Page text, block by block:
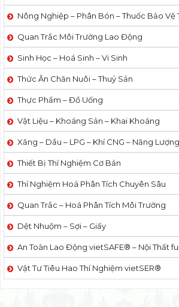
Nông Nghiệp – Phân Bón – Thuốc Bảo Vệ
Quan Trắc Môi Trường Lao Động
Sinh Học – Hoá Sinh – Vi Sinh
Thức Ăn Chăn Nuôi – Thuỷ Sản
Thực Phẩm – Đồ Uống
Vật Liệu – Khoáng Sản – Khai Khoáng
Xăng – Dầu – LPG – Khí CNG – Năng
Thiết Bị Thí Nghiệm Cơ Bản
Thí Nghiệm Hoá Phân Tích Chuyên Sâu
Quan Trắc – Hoá Phân Tích Môi Trường
Dệt Nhuộm – Sợi – Giấy
An Toàn Lao Động vietSAFE® – Nội Thất
Vật Tư Tiêu Hao Thí Nghiệm vietSER®